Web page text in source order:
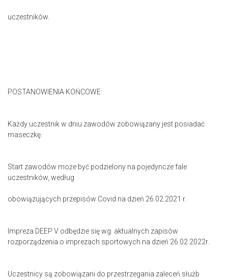
uczestników.
POSTANOWIENIA KOŃCOWE:
Każdy uczestnik w dniu zawodów zobowiązany jest posiadać
maseczkę.
Start zawodów może być podzielony na pojedyncze fale
uczestników, według
obowiązujących przepisów Covid na dzień 26.02.2021 r.
Impreza DEEP V odbędzie się wg. aktualnych zapisów
rozporządzenia o imprezach sportowych na dzień 26.02.2022r.
Uczestnicy są zobowiązani do przestrzegania zaleceń służb